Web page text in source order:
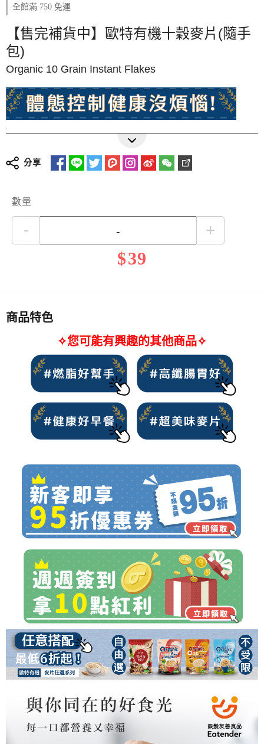
全館滿 750 免運
【售完補貨中】歐特有機十穀麥片(隨手
包)
Organic 10 Grain Instant Flakes
十種穀物更豐富
★麥片完全蒸熟，可直接沖泡食用
分享
數量
- +
$39
商品特色
✧您可能有興趣的其他商品✧